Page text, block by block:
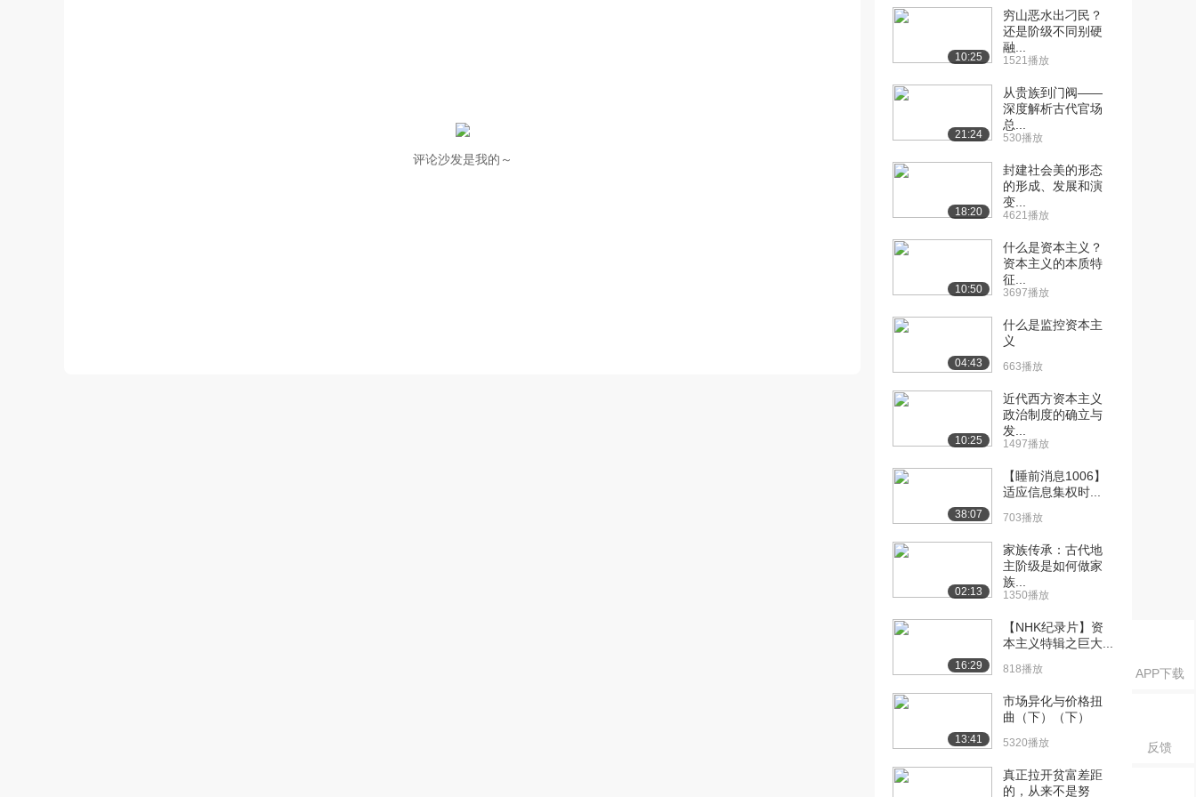
APP下载
反馈
评论沙发是我的～
化具有地域...
3193播放
[11] 2.3 文化的特征三：文
6315播放
[12] 2.4 传统的概念与特征
[13] 2.5 中国文化中的优质
传统和劣质...
5788播放
06:14
[14] 2.5 中国文化中的优质
06:17
[15] 3.1 人与自然的关系 08:03
系中的影响...
[17] 3.2 文化在人与自然关
系中的影响...
2605播放
[18] 3.3 文化在人与自然关
系中的影响...
5544播放
[19] 3.3 文化在人与自然关
2735播放
[20] 3.4 地理环境对中国文
6207播放
[21] 3.5 地理环境对中国文
化的影响下...
6034播放
10:25
穷山恶水出刁民？
还是阶级不同别硬
融...
1521播放
21:24
从贵族到门阀——
深度解析古代官场
总...
530播放
18:20
封建社会美的形态
的形成、发展和演
变...
4621播放
10:50
什么是资本主义？
资本主义的本质特
征...
3697播放
04:43
什么是监控资本主
义
663播放
10:25
近代西方资本主义
政治制度的确立与
发...
1497播放
38:07
【睡前消息1006】
适应信息集权时...
703播放
02:13
家族传承：古代地
主阶级是如何做家
族...
1350播放
16:29
【NHK纪录片】资
本主义特辑之巨大...
818播放
13:41
市场异化与价格扭
曲（下）（下）
5320播放
真正拉开贫富差距
的，从来不是努